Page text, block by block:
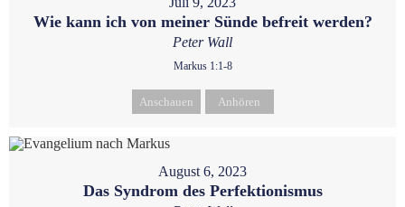
Wie kann ich von meiner Sünde befreit werden?
Peter Wall
Markus 1:1-8
Anschauen Anhören
August 6, 2023
Das Syndrom des Perfektionismus